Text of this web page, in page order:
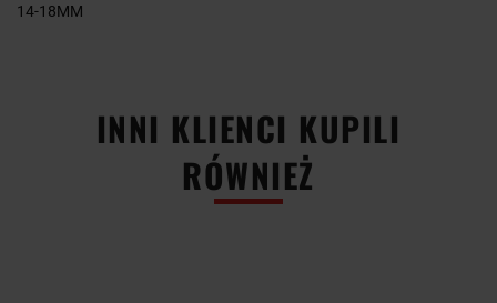
14-18MM
INNI KLIENCI KUPILI
RÓWNIEŻ